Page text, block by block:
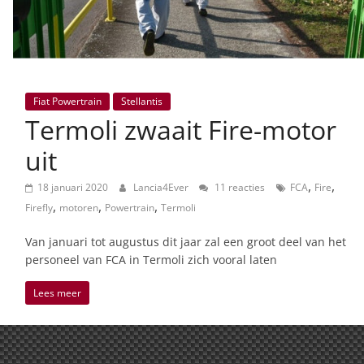
Fiat Powertrain Stellantis
Termoli zwaait Fire-motor
uit
18 januari 2020 Lancia4Ever 11 reacties FCA, Fire,
Firefly, motoren, Powertrain, Termoli
Van januari tot augustus dit jaar zal een groot deel van het
personeel van FCA in Termoli zich vooral laten
Lees meer